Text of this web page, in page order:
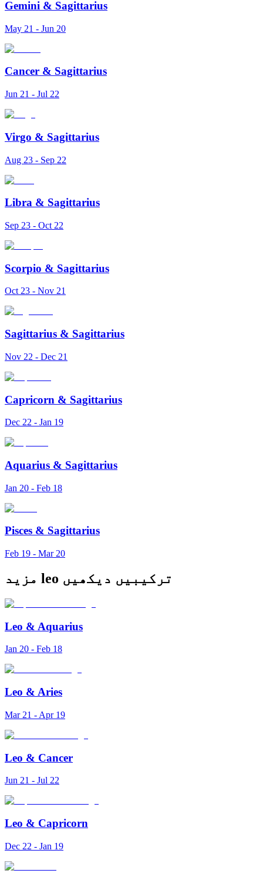
Gemini & Sagittarius
May 21 - Jun 20
Cancer & Sagittarius
Jun 21 - Jul 22
Virgo & Sagittarius
Aug 23 - Sep 22
Libra & Sagittarius
Sep 23 - Oct 22
Scorpio & Sagittarius
Oct 23 - Nov 21
Sagittarius & Sagittarius
Nov 22 - Dec 21
Capricorn & Sagittarius
Dec 22 - Jan 19
Aquarius & Sagittarius
Jan 20 - Feb 18
Pisces & Sagittarius
Feb 19 - Mar 20
مزید leo ترکیبیں دیکھیں
Leo & Aquarius
Jan 20 - Feb 18
Leo & Aries
Mar 21 - Apr 19
Leo & Cancer
Jun 21 - Jul 22
Leo & Capricorn
Dec 22 - Jan 19